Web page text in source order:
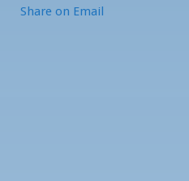
Share on Email